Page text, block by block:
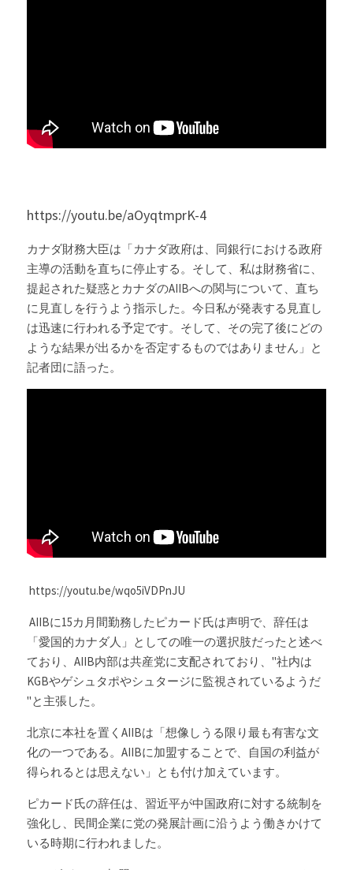
https://youtu.be/aOyqtmprK-4
カナダ財務大臣は 「カナダ政府は、同銀行における政府
主導の活動を直ちに停止する。そして、私は財務省に、
提起された疑惑とカナダのAIIBへの関与について、直ち
に見直しを行うよう指示した。 今日私が発表する見直し
は迅速に行われる予定です。そして、その完了後にどの
ような結果が出るかを否定するものではありません 」と
記者団に語った。
https://youtu.be/wqo5iVDPnJU
「愛国的カナダ人」としての唯一の選択肢だったと述べ
ており、AIIB内部は共産党に支配されており、"社内は
KGBやゲシュタポやシュタージに監視されているようだ
"と主張した。
北京に本社を置くAIIBは「想像しうる限り最も有害な文
化の一つである。AIIBに加盟することで、自国の利益が
得られるとは思えない」とも付け加えています。
ピカード氏の辞任は、習近平が中国政府に対する統制を
強化し、民間企業に党の発展計画に沿うよう働きかけて
いる時期に行われました。